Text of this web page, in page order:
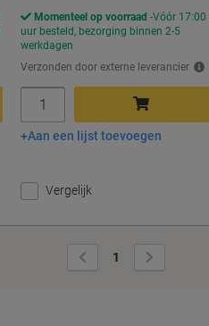
Momenteel op voorraad Vóór 17:00
uur besteld, bezorging binnen 2-5
werkdagen
Verzonden door externe leverancier
In winkelwagen
Aan een lijst toevoegen
Vergelijk
Vorige
pagina
1
pagina